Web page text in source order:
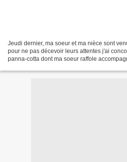
Jeudi dernier, ma soeur et ma nièce sont
pour ne pas décevoir leurs attentes j'ai
panna-cotta dont ma soeur raffole